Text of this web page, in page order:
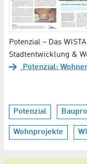
Potenzial – Das
Stadtentwicklung &
Potenzial:
Potenzial
Wohnprojekte